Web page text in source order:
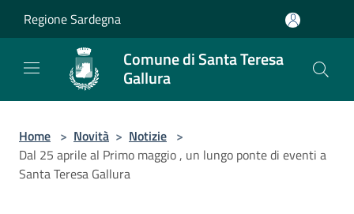
Regione Sardegna
Comune di Santa Teresa
Gallura
Home > Novità > Notizie >
Dal 25 aprile al Primo maggio , un lungo ponte di eventi a
Santa Teresa Gallura